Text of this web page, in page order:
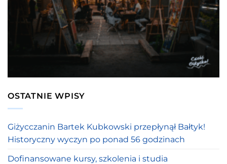
OSTATNIE WPISY
Giżycczanin Bartek Kubkowski przepłynął Bałtyk!
Historyczny wyczyn po ponad 56 godzinach
Dofinansowane kursy, szkolenia i studia